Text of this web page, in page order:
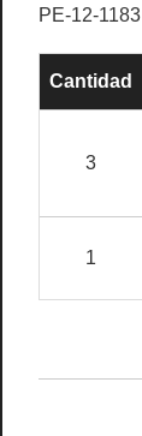
PE-12-1183
Cantidad
3
1